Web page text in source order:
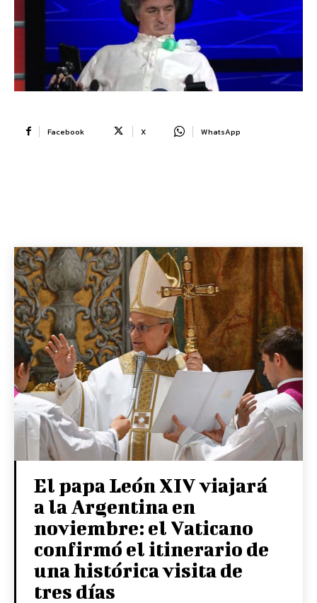
Facebook X WhatsApp
El papa León XIV viajará
a la Argentina en
noviembre: el Vaticano
confirmó el itinerario de
una histórica visita de
tres días